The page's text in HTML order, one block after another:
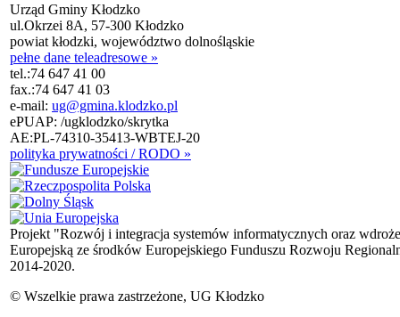
Urząd Gminy Kłodzko
ul.Okrzei 8A, 57-300 Kłodzko
powiat kłodzki, województwo dolnośląskie
pełne dane teleadresowe »
tel.:74 647 41 00
fax.:74 647 41 03
e-mail: ug@gmina.klodzko.pl
ePUAP: /ugklodzko/skrytka
AE:PL-74310-35413-WBTEJ-20
polityka prywatności / RODO »
Projekt "Rozwój i integracja systemów informatycznych oraz
Europejską ze środków Europejskiego Funduszu Rozwoju
2014-2020.
© Wszelkie prawa zastrzeżone, UG Kłodzko